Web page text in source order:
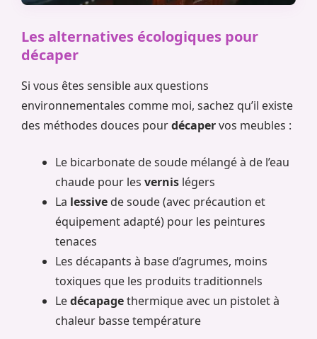
Les alternatives écologiques pour
décaper
Si vous êtes sensible aux questions
environnementales comme moi, sachez qu’il existe
des méthodes douces pourdécapervos meubles :
Le bicarbonate de soude mélangé à de l’eau
chaude pour les vernis légers
La lessive de soude (avec précaution et
équipement adapté) pour les peintures
tenaces
Les décapants à base d’agrumes, moins
toxiques que les produits traditionnels
Ledécapagethermique avec un pistolet à
chaleur basse température